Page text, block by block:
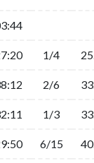
1/4
2/6
1/3
6/15
1/4
2/6
1/3
6/15